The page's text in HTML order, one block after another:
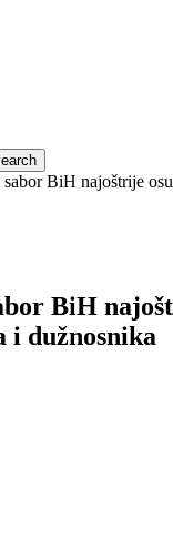
BiH najoštrije
BiH
i dužnosnika